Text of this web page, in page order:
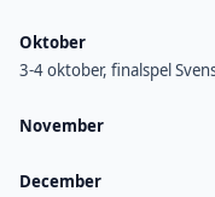
Oktober
3-4 oktober, finalspel
November
December